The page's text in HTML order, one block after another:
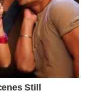
адрес
зміни у державні
і
– облаштовувати
5% машино-місць на